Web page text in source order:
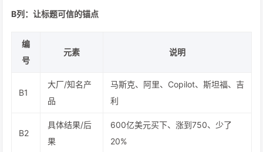
B列：让标题可信的锚点
编
号
元素 说明
B1
大厂/知名产
品
马斯克、阿里、Copilot、斯坦福、吉
利
B2
具体结果/后
果
600亿美元买下、涨到750、少了
20%